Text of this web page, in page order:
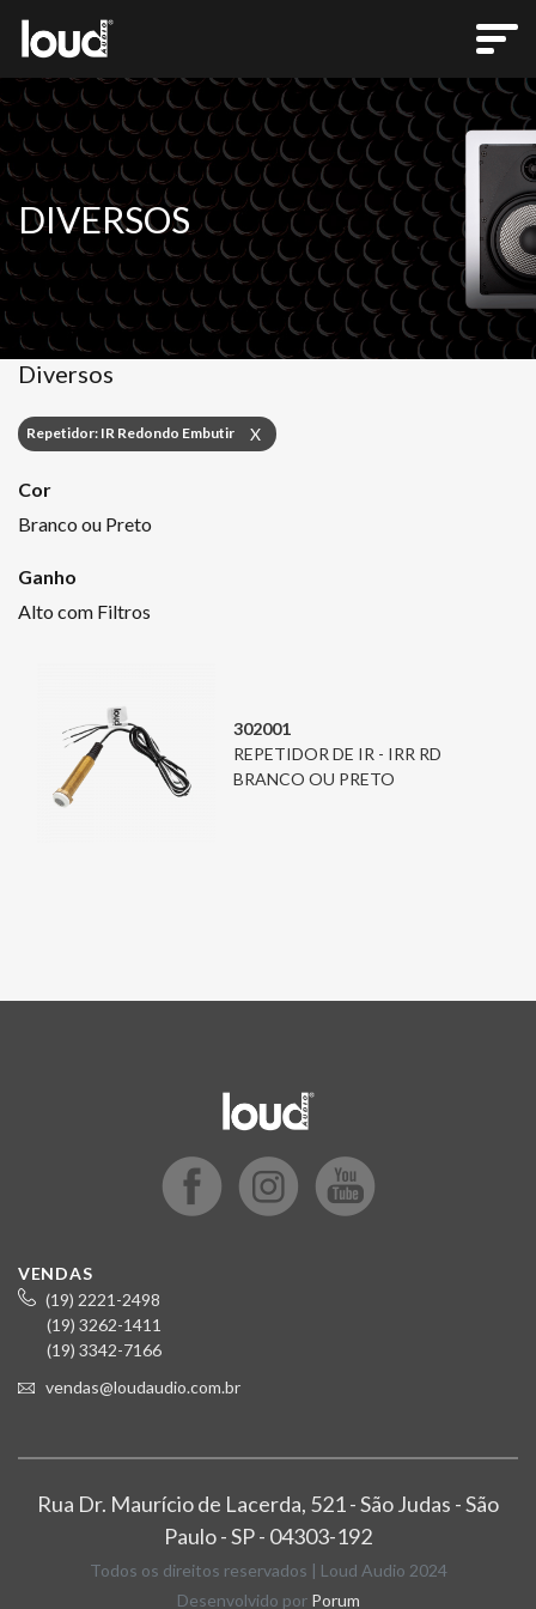
DIVERSOS
Diversos
Repetidor: IR Redondo Embutir X
Cor
Branco ou Preto
Ganho
Alto com Filtros
302001
REPETIDOR DE IR - IRR RD
BRANCO OU PRETO
VENDAS
(19) 2221-2498
(19) 3262-1411
(19) 3342-7166
vendas@loudaudio.com.br
Rua Dr. Maurício de Lacerda, 521 - São Judas - São
Paulo - SP - 04303-192
Todos os direitos reservados | Loud Audio 2024
Desenvolvido por Porum